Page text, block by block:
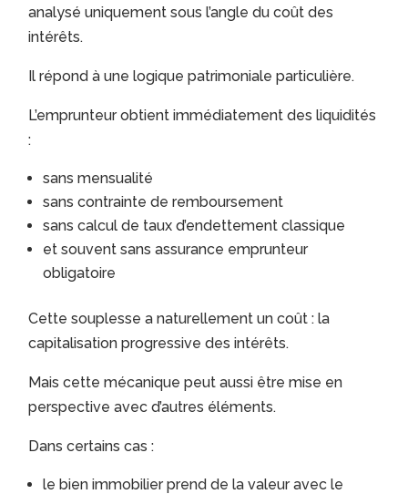
analysé uniquement sous l’angle du coût des
intérêts.
Il répond à une logique patrimoniale particulière.
L’emprunteur obtient immédiatement des liquidités
:
sans mensualité
sans contrainte de remboursement
sans calcul de taux d’endettement classique
et souvent sans assurance emprunteur
obligatoire
Cette souplesse a naturellement un coût : la
capitalisation progressive des intérêts.
Mais cette mécanique peut aussi être mise en
perspective avec d’autres éléments.
Dans certains cas :
le bien immobilier prend de la valeur avec le